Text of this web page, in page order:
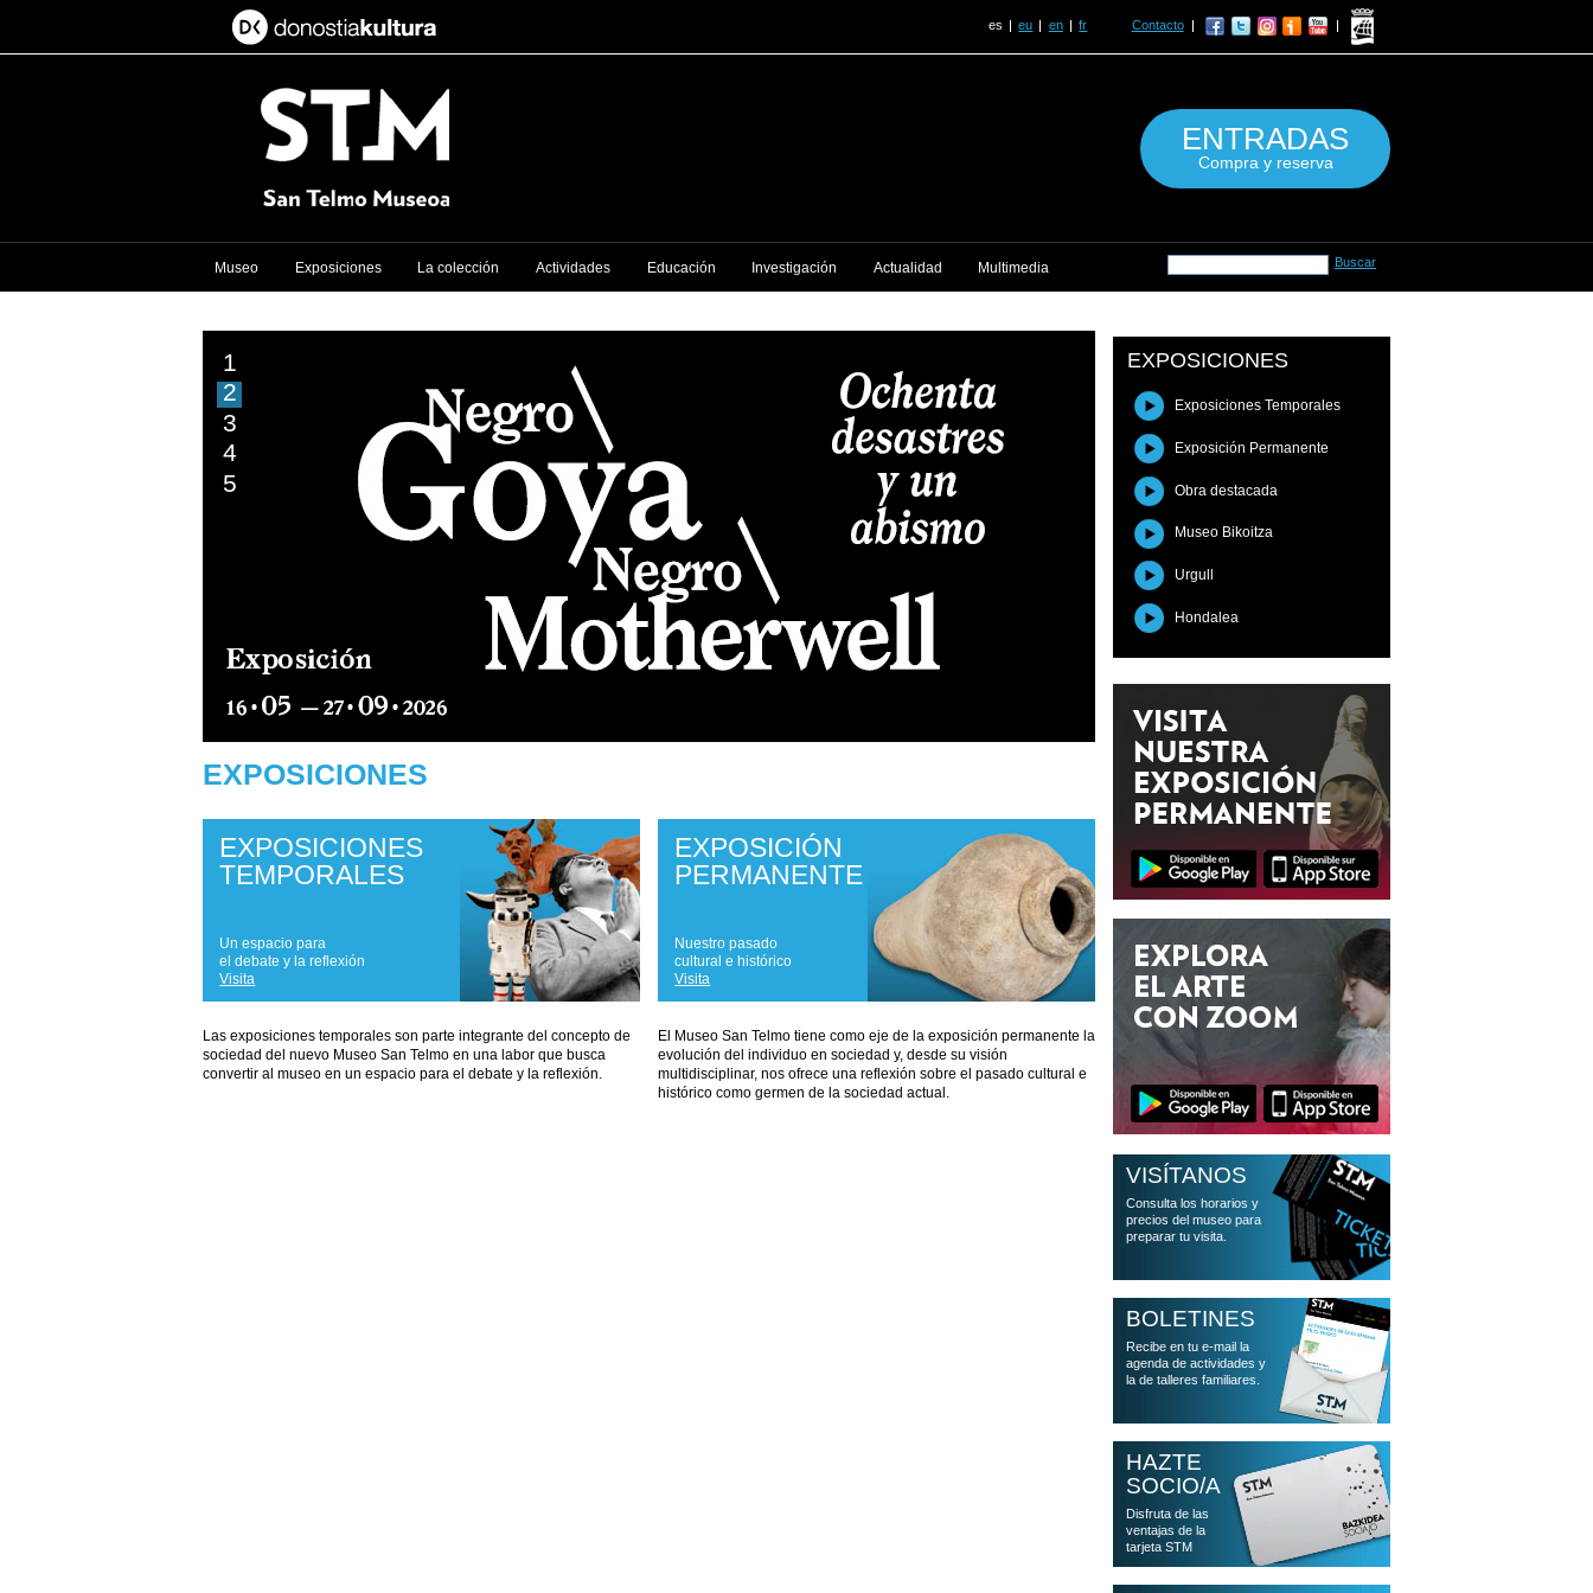
1
2
3
4
5
EXPOSICIONES
EXPOSICIONES
TEMPORALES
Un espacio para
el debate y la reflexión
Visita
EXPOSICIÓN
PERMANENTE
Nuestro pasado
cultural e histórico
Visita
Las exposiciones temporales son parte integrante del concepto de
sociedad del nuevo Museo San Telmo en una labor que busca
convertir al museo en un espacio para el debate y la reflexión.
El Museo San Telmo tiene como eje de la exposición permanente la
evolución del individuo en sociedad y, desde su visión
multidisciplinar, nos ofrece una reflexión sobre el pasado cultural e
histórico como germen de la sociedad actual.
EXPOSICIONES
Exposiciones Temporales
Exposición Permanente
Obra destacada
Museo Bikoitza
Urgull
Hondalea
VISÍTANOS
Consulta los horarios y
precios del museo para
preparar tu visita.
BOLETINES
Recibe en tu e-mail la
agenda de actividades y
la de talleres familiares.
HAZTE
SOCIO/A
Disfruta de las
ventajas de la
tarjeta STM
es eu en fr Contacto
ENTRADAS
Compra y reserva
Museo Exposiciones La colección Actividades Educación Investigación Actualidad Multimedia